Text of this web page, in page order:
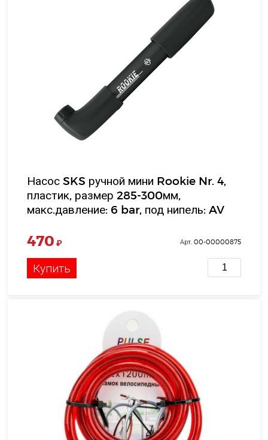
Насос SKS ручной мини Rookie Nr. 4,
пластик, размер 285-300мм,
макс.давление: 6 bar, под нипель: AV
470 ₽ Арт. 00-00000875
Купить